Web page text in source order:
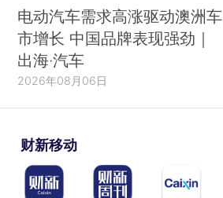
电动汽车需求高涨驱动澳洲车
市增长 中国品牌表现强劲｜
出海·汽车
2026年08月06日
财新移动